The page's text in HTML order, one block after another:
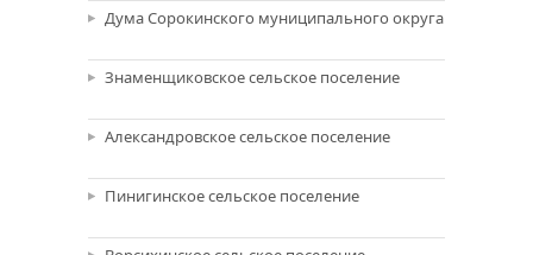
Дума Сорокинского муниципального округа
Знаменщиковское сельское поселение
Александровское сельское поселение
Пинигинское сельское поселение